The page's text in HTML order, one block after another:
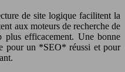
de site logique facilitent la
aux moteurs de recherche de
plus efficacement. Une bonne
pour un *SEO* réussi et pour